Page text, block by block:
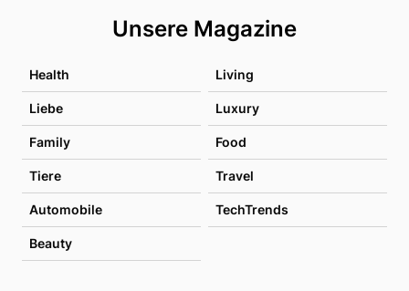
Unsere Magazine
Health Living
Liebe Luxury
Family Food
Tiere Travel
Automobile TechTrends
Beauty